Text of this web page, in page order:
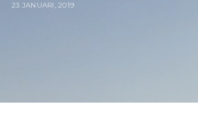
23 JANUARI, 2019